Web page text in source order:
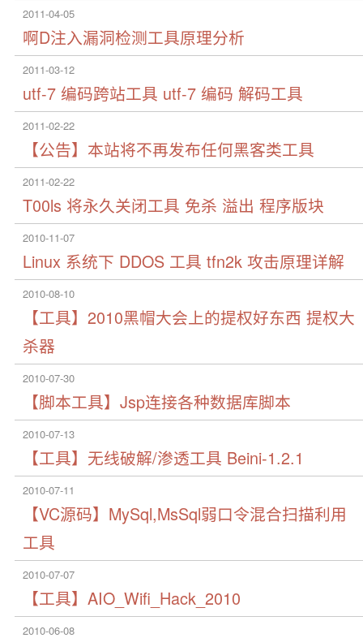
2011-04-05
啊D注入漏洞检测工具原理分析
2011-03-12
utf-7 编码跨站工具 utf-7 编码 解码工具
2011-02-22
【公告】本站将不再发布任何黑客类工具
2011-02-22
T00ls 将永久关闭工具 免杀 溢出 程序版块
2010-11-07
Linux 系统下 DDOS 工具 tfn2k 攻击原理详解
2010-08-10
【工具】2010黑帽大会上的提权好东西 提权大
杀器
2010-07-30
【脚本工具】Jsp连接各种数据库脚本
2010-07-13
【工具】无线破解/渗透工具 Beini-1.2.1
2010-07-11
【VC源码】MySql,MsSql弱口令混合扫描利用
工具
2010-07-07
【工具】AIO_Wifi_Hack_2010
2010-06-08